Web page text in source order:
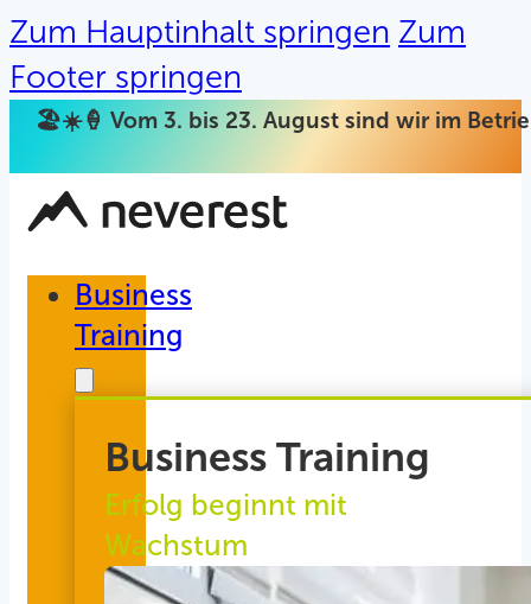
Zum Hauptinhalt springen Zum
Footer springen
🏖️☀️🍦 Vom 3. bis 23. August sind wir im
Business
Training
Business Training
Erfolg beginnt mit
Wachstum